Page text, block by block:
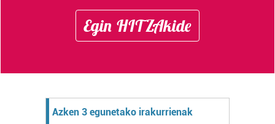
Egin HITZAkide
Azken 3 egunetako irakurrienak